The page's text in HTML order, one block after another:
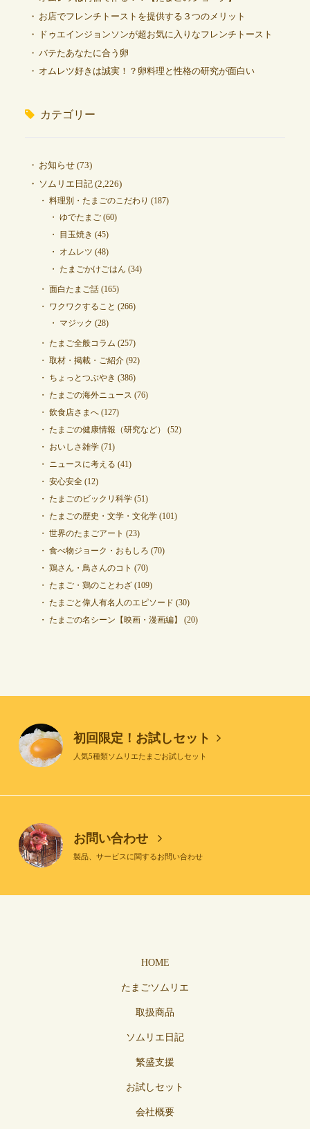
お店でフレンチトーストを提供する３つのメリット
ドゥエインジョンソンが超お気に入りなフレンチトースト
バテたあなたに合う卵
オムレツ好きは誠実！？卵料理と性格の研究が面白い
カテゴリー
お知らせ(73)
ソムリエ日記(2,226)
料理別・たまごのこだわり (187)
ゆでたまご(60)
目玉焼き (45)
オムレツ (48)
たまごかけごはん (34)
面白たまご話(165)
ワクワクすること (266)
マジック (28)
たまご全般コラム (257)
取材・掲載・ご紹介(92)
ちょっとつぶやき (386)
たまごの海外ニュース (76)
飲食店さまへ(127)
たまごの健康情報（研究など）
(52)
おいしさ雑学(71)
ニュースに考える (41)
安心安全(12)
たまごのビックリ科学(51)
たまごの歴史・文学・文化学(101)
世界のたまごアート (23)
食べ物ジョーク・おもしろ (70)
鶏さん・鳥さんのコト (70)
たまご・鶏のことわざ(109)
たまごと偉人有名人のエピソード (30)
たまごの名シーン【映画・漫画編】
(20)
初回限定！お試しセット
人気5種類ソムリエたまごお試しセット
お問い合わせ
製品、サービスに関するお問い合わせ
HOME
たまごソムリエ
取扱商品
ソムリエ日記
繁盛支援
お試しセット
会社概要